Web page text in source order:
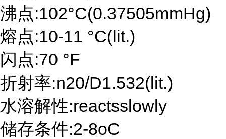
沸点:102°C(0.37505mmHg)
熔点:10-11 °C(lit.)
闪点:70 °F
折射率:n20/D1.532(lit.)
水溶解性:reactsslowly
储存条件:2-8oC